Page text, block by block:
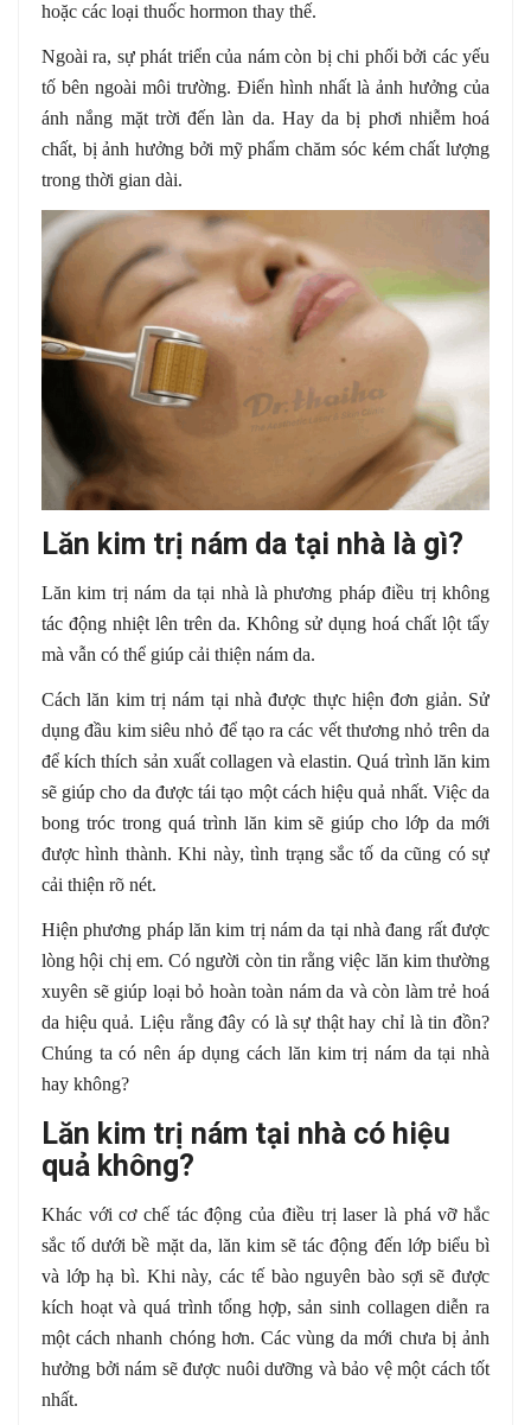
hoặc các loại thuốc hormon thay thế.
Ngoài ra, sự phát triển của nám còn bị chi phối bởi các yếu
tố bên ngoài môi trường. Điển hình nhất là ảnh hưởng của
ánh nắng mặt trời đến làn da. Hay da bị phơi nhiễm hoá
chất, bị ảnh hưởng bởi mỹ phẩm chăm sóc kém chất lượng
trong thời gian dài.
Lăn kim trị nám da tại nhà là gì?
Lăn kim trị nám da tại nhà là phương pháp điều trị không
tác động nhiệt lên trên da. Không sử dụng hoá chất lột tẩy
mà vẫn có thể giúp cải thiện nám da.
Cách lăn kim trị nám tại nhà được thực hiện đơn giản. Sử
dụng đầu kim siêu nhỏ để tạo ra các vết thương nhỏ trên da
để kích thích sản xuất collagen và elastin. Quá trình lăn kim
sẽ giúp cho da được tái tạo một cách hiệu quả nhất. Việc da
bong tróc trong quá trình lăn kim sẽ giúp cho lớp da mới
được hình thành. Khi này, tình trạng sắc tố da cũng có sự
cải thiện rõ nét.
Hiện phương pháp lăn kim trị nám da tại nhà đang rất được
lòng hội chị em. Có người còn tin rằng việc lăn kim thường
xuyên sẽ giúp loại bỏ hoàn toàn nám da và còn làm trẻ hoá
da hiệu quả. Liệu rằng đây có là sự thật hay chỉ là tin đồn?
Chúng ta có nên áp dụng cách lăn kim trị nám da tại nhà
hay không?
Lăn kim trị nám tại nhà có hiệu
quả không?
Khác với cơ chế tác động của điều trị laser là phá vỡ hắc
sắc tố dưới bề mặt da, lăn kim sẽ tác động đến lớp biểu bì
và lớp hạ bì. Khi này, các tế bào nguyên bào sợi sẽ được
kích hoạt và quá trình tổng hợp, sản sinh collagen diễn ra
một cách nhanh chóng hơn. Các vùng da mới chưa bị ảnh
hưởng bởi nám sẽ được nuôi dưỡng và bảo vệ một cách tốt
nhất.